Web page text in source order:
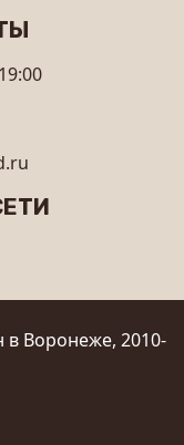
Воронеже, 2010-